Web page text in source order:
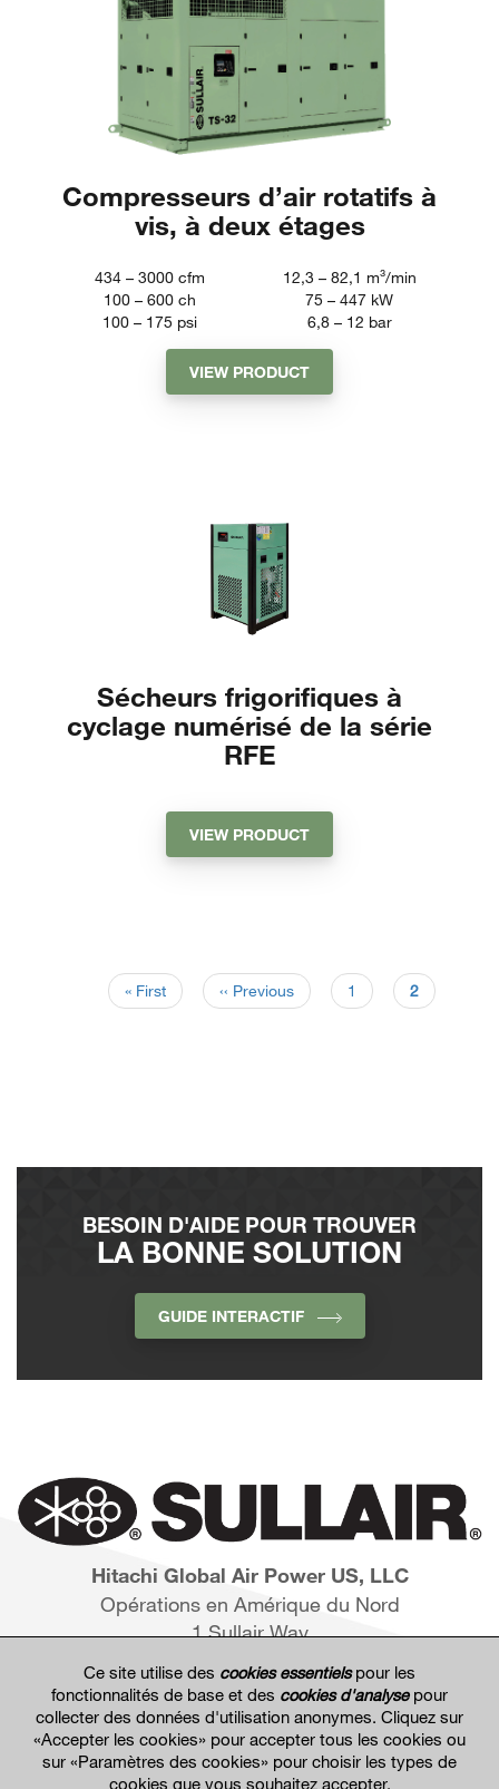
Compresseurs d’air rotatifs à
vis, à deux étages
434 – 3000 cfm 12,3 – 82,1 m³/min
100 – 600 ch 75 – 447 kW
100 – 175 psi 6,8 – 12 bar
VIEW PRODUCT
Sécheurs frigorifiques à
cyclage numérisé de la série
RFE
VIEW PRODUCT
« First ‹‹ Previous 1 2
BESOIN D'AIDE POUR TROUVER
LA BONNE SOLUTION
GUIDE INTERACTIF
Hitachi Global Air Power US, LLC
Opérations en Amérique du Nord
1 Sullair Way
Ce site utilise des cookies essentielspour les
fonctionnalités de base et des cookies d'analysepour
collecter des données d'utilisation anonymes. Cliquez sur
«Accepter les cookies» pour accepter tous les cookies ou
sur «Paramètres des cookies» pour choisir les types de
cookies que vous souhaitez accepter.